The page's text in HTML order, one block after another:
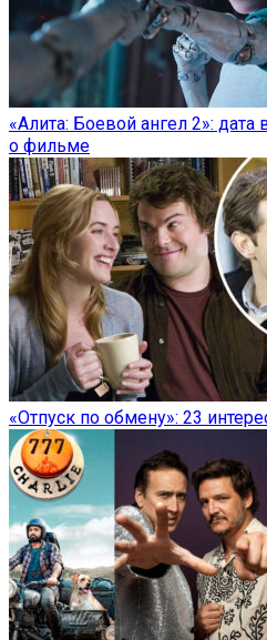
«Алита: Боевой ангел 2»:
о фильме
«Отпуск по обмену»: 23